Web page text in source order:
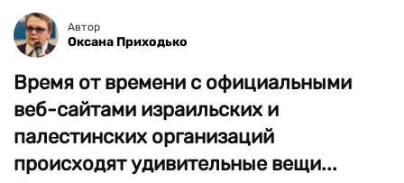
Автор
Оксана Приходько
Время от времени с официальными
веб-сайтами израильских и
палестинских организаций
происходят удивительные вещи...